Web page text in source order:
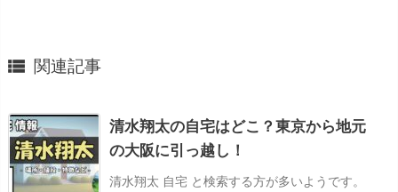
 関連記事
清水翔太の自宅はどこ？東京から地元
の大阪に引っ越し！
清水翔太 自宅 と検索する方が多いようです。